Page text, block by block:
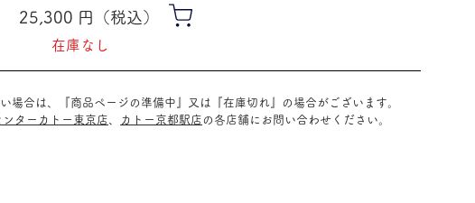
在庫なし
25,300 ​円（税込）
場合は、『商品ページの準備中』又は『在庫切れ』の場合がございます。
ンターカトー東京店 カトー京都駅店の 各店舗に お問い合わせください。